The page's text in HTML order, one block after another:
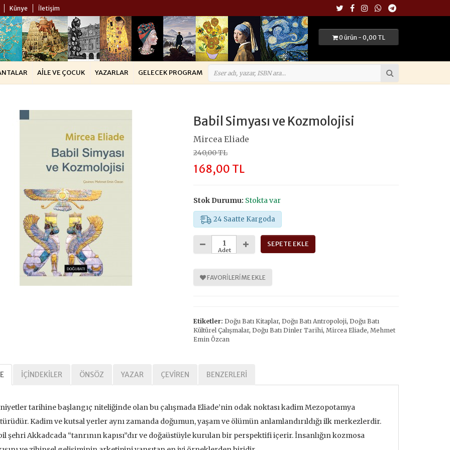
Künye İletişim
0 ürün - 0,00 TL
AILE VE ÇOCUK YAZARLAR GELECEK PROGRAM
%
30
Özgürlük
TL
Kargoda
Babil Simyası ve Kozmolojisi
Mircea Eliade
240,00 TL
168,00 TL
Stok Durumu: Stokta var
24 Saatte Kargoda
Adet
SEPETE EKLE
FAVORILERIME EKLE
Etiketler: Doğu Batı Kitaplar,Doğu Batı Antropoloji,Doğu Batı
Kültürel Çalışmalar,Doğu Batı Dinler Tarihi,Mircea Eliade,Mehmet
Emin Özcan
İÇINDEKILER ÖNSÖZ YAZAR ÇEVIREN BENZERLERI
tarihine başlangıç niteliğinde olan bu çalışmada Eliade’nin odak noktası kadim Mezopotamya
Kadim ve kutsal yerler aynı zamanda doğumun, yaşam ve ölümün anlamlandırıldığı ilk merkezlerdir.
şehri Akkadcada “tanrının kapısı”dır ve doğaüstüyle kurulan bir perspektifi içerir. İnsanlığın kozmosa